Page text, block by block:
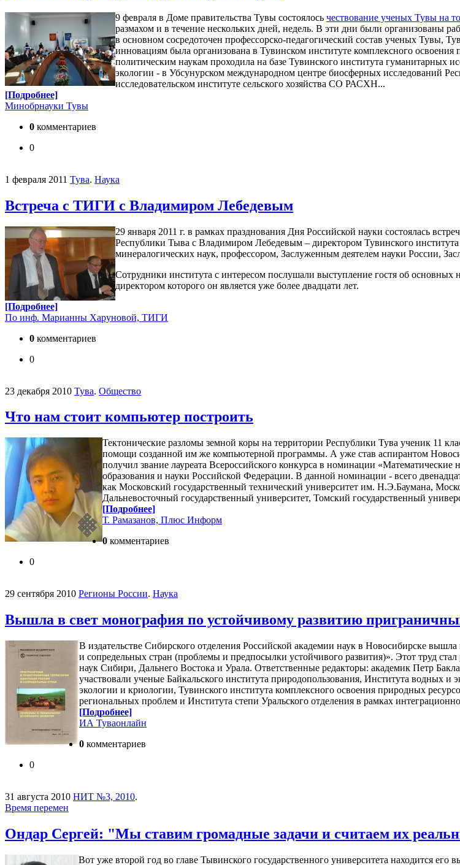
9 февраля в Доме правительства Тувы состоялось чествование ученых Тувы на
размахом и в течение нескольких дней, недель. В эти дни были организованы
в основном сосредоточен профессорско-педагогический состав ученых Тувы,
инновациям была организована в Тувинском институте комплексного
политическим наукам проходила на базе Тувинского института
экологии - в Убсунурском международном центре биосферных исследований
исследовательском институте сельского хозяйства СО РАСХН...
[Подробнее]
Минобрнауки Тувы
0 комментариев
0
1 февраля 2011 Тува. Наука
Встреча с ТИГИ с Владимиром Лебедевым
29 января 2011 г. в рамках празднования Дня Российской науки состоялась
Республики Тыва с Владимиром Лебедевым – директором Тувинского
минералогических наук, профессором, Заслуженным деятелем науки России,
Сотрудники института с интересом послушали выступление гостя об
директором которого он является уже более двадцати лет.
[Подробнее]
По инф. Марианны Харуновой, ТИГИ
0 комментариев
0
23 декабря 2010 Тува. Общество
Что нам стоит компьютер построить
Тектонические разломы земной коры на территории Республики Тува ученик 11
помощи созданной им же компьютерной программы. А уже став аспирантом
получил звание лауреата Всероссийского конкурса в номинации
образования и науки Российской Федерации. В данной номинации - всего
как Московский государственный технический университет им. Н.Э.Баумана,
Дальневосточный государственный университет, Томский государственный
[Подробнее]
Т. Рамазанов, Плюс Информ
0 комментариев
0
29 сентября 2010 Регионы России. Наука
Вышла в свет монография по устойчивому развитию
В издательстве Сибирского отделения Российской академии наук в Новосибирске
и сопредельных стран (проблемы и предпосылки устойчивого развития)». Этот труд
наук Сибири, Дальнего Востока и Урала. Ответственные редакторы: академик Петр
участвовали ученые Байкальского института природопользования, Института водных
экологии и криологии, Тувинского института комплексного освоения природных
региональных проблем и Института степи Уральского отделения в рамках
[Подробнее]
ИА Туваонлайн
0 комментариев
0
31 августа 2010 НИТ №3, 2010.
Время перемен
Ондар Сергей: "Мы ставим громадные задачи и считаем их
Вот уже второй год во главе Тывинского государственного университета находится